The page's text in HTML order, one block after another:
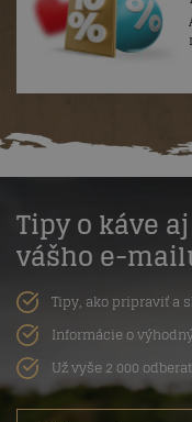
Tipy o káve
vášho e-
Tipy, ako pripraviť a
Informácie o
Už vyše 2 000